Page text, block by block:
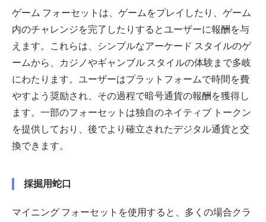
ゲーム フォーセットは、ゲームをプレイしたり、ゲーム
内のチャレンジを完了したりするとユーザーに報酬を与
えます。これらは、シンプルなアーケード スタイルのゲ
ームから、カジノやギャンブル スタイルの体験まで多岐
にわたります。ユーザーはプラットフォームで時間を費
やすよう奨励され、その過程で暗号通貨の報酬を獲得し
ます。一部のフォーセットは独自のネイティブ トークン
を提供しており、後でより確立されたデジタル通貨と交
換できます。
採掘用蛇口
マイニング フォーセットを使用すると、多くの場合クラ